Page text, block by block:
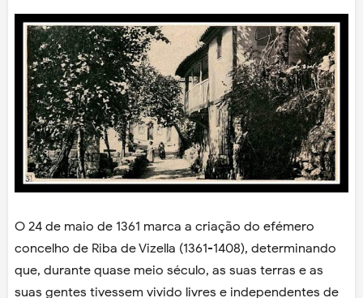
O 24 de maio de 1361 marca a criação do efémero
concelho de Riba de Vizella (1361-1408), determinando
que, durante quase meio século, as suas terras e as
suas gentes tivessem vivido livres e independentes de